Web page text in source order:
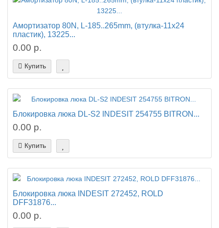
Амортизатор 80N, L-185..265mm, (втулка-11x24
пластик), 13225...
0.00 р.
Купить
Блокировка люка DL-S2 INDESIT 254755 BITRON...
0.00 р.
Купить
Блокировка люка INDESIT 272452, ROLD
DFF31876...
0.00 р.